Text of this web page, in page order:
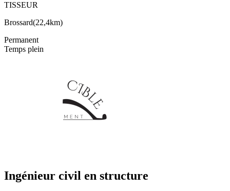
TISSEUR
Brossard(22,4km)
Permanent
Temps plein
Ingénieur civil en structure